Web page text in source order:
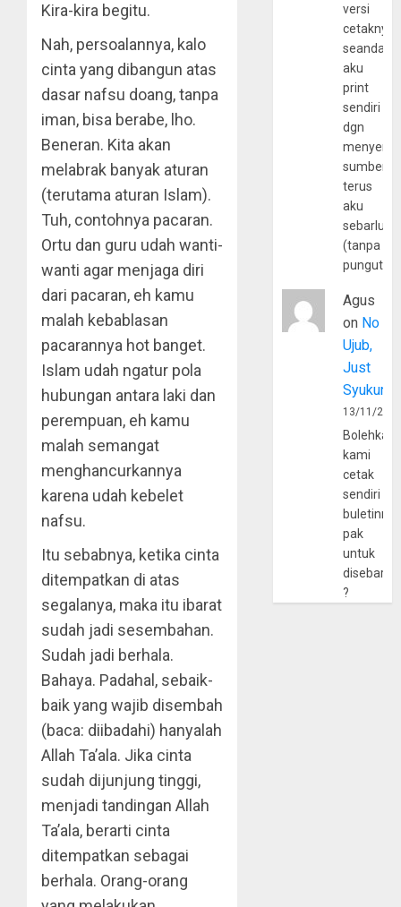
Kira-kira begitu.
Nah, persoalannya, kalo
cinta yang dibangun atas
dasar nafsu doang, tanpa
iman, bisa berabe, lho.
Beneran. Kita akan
melabrak banyak aturan
(terutama aturan Islam).
Tuh, contohnya pacaran.
Ortu dan guru udah wanti-
wanti agar menjaga diri
dari pacaran, eh kamu
malah kebablasan
pacarannya hot banget.
Islam udah ngatur pola
hubungan antara laki dan
perempuan, eh kamu
malah semangat
menghancurkannya
karena udah kebelet
nafsu.
Itu sebabnya, ketika cinta
ditempatkan di atas
segalanya, maka itu ibarat
sudah jadi sesembahan.
Sudah jadi berhala.
Bahaya. Padahal, sebaik-
baik yang wajib disembah
(baca: diibadahi) hanyalah
Allah Ta’ala. Jika cinta
sudah dijunjung tinggi,
menjadi tandingan Allah
Ta’ala, berarti cinta
ditempatkan sebagai
berhala. Orang-orang
versi
cetaknya
aku
print
sendiri
dgn
sumber
terus
aku
(tanpa
Agus
on No
Ujub,
Just
Syukur
13/11/
Bolehkah
kami
cetak
sendiri
pak
untuk
?